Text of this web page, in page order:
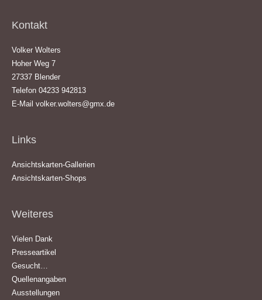
Kontakt
Volker Wolters
Hoher Weg 7
27337 Blender
Telefon 04233 942813
E-Mail volker.wolters@gmx.de
Links
Ansichtskarten-Gallerien
Ansichtskarten-Shops
Weiteres
Vielen Dank
Presseartikel
Gesucht…
Quellenangaben
Ausstellungen